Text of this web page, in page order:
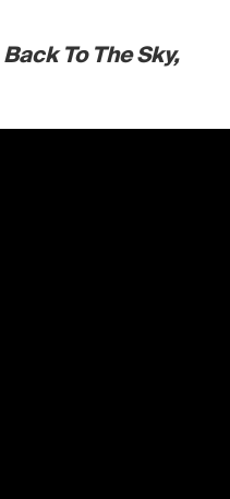
Back To The Sky,